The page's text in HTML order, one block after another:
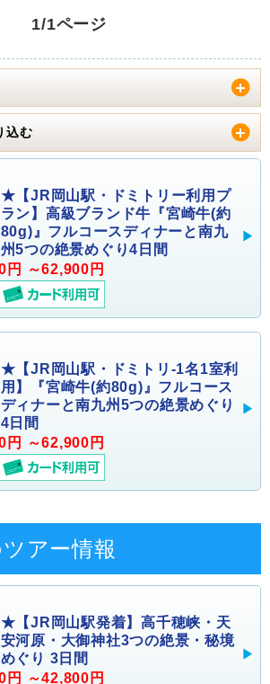
1/1ページ
込む
★【JR岡山駅・ドミトリー利用プ
ラン】高級ブランド牛『宮崎牛(約
80g)』フルコースディナーと南九
州5つの絶景めぐり4日間
円 ～62,900円
★【JR岡山駅・ドミトリ-1名1室利
用】『宮崎牛(約80g)』フルコース
ディナーと南九州5つの絶景めぐり
4日間
円 ～62,900円
アー情報
★【JR岡山駅発着】高千穂峡・天
安河原・大御神社3つの絶景・秘境
めぐり 3日間
円 ～42,800円